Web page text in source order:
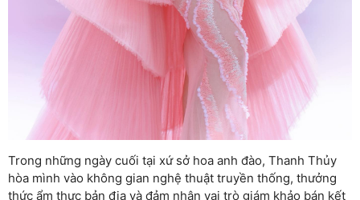
Trong những ngày cuối tại xứ sở hoa anh đào, Thanh Thủy
hòa mình vào không gian nghệ thuật truyền thống, thưởng
thức ẩm thực bản địa và đảm nhận vai trò giám khảo bán kết